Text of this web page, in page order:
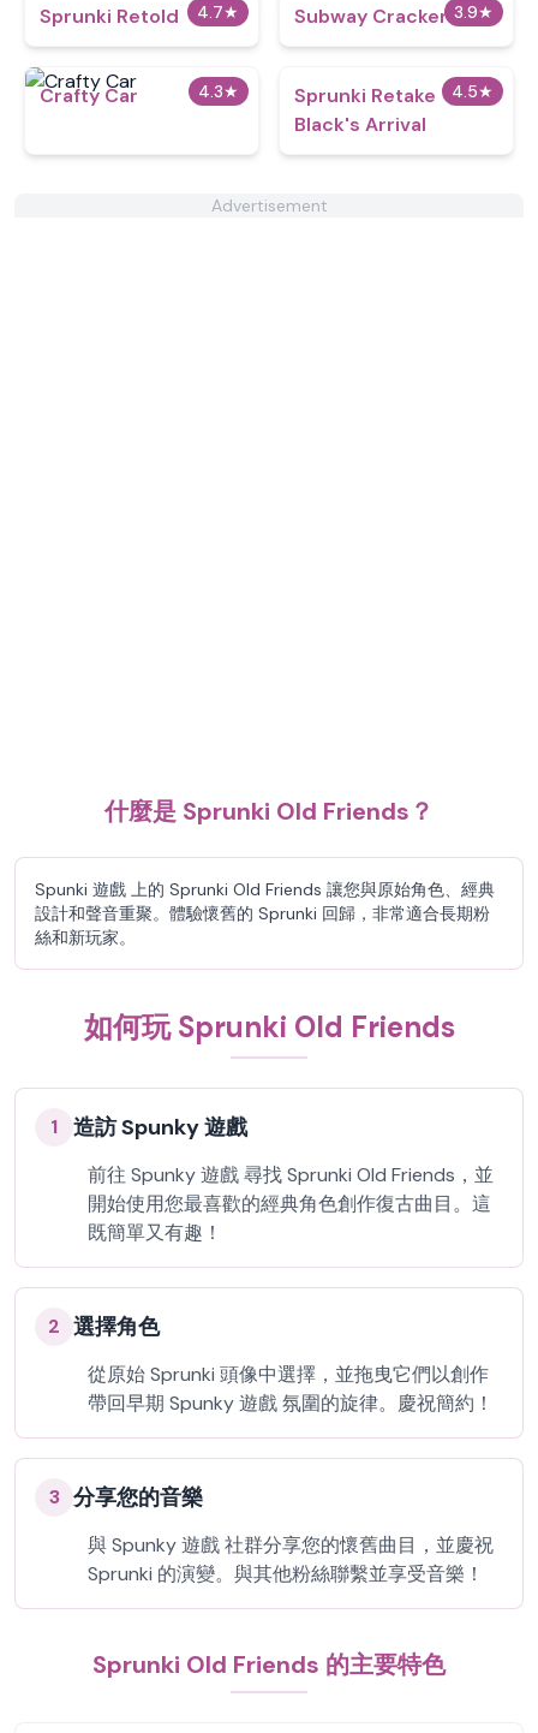
4.7★
Sprunki Retold 3.9★
Subway Crackers
4.3★
Crafty Car 4.5★
Sprunki Retake
Black's Arrival
Advertisement
什麼是 Sprunki Old Friends？
Spunki 遊戲 上的 Sprunki Old Friends 讓您與原始角色、經典
設計和聲音重聚。體驗懷舊的 Sprunki 回歸，非常適合長期粉
絲和新玩家。
如何玩 Sprunki Old Friends
1 造訪 Spunky 遊戲
前往 Spunky 遊戲 尋找 Sprunki Old Friends，並
開始使用您最喜歡的經典角色創作復古曲目。這
既簡單又有趣！
2 選擇角色
從原始 Sprunki 頭像中選擇，並拖曳它們以創作
帶回早期 Spunky 遊戲 氛圍的旋律。慶祝簡約！
3 分享您的音樂
與 Spunky 遊戲 社群分享您的懷舊曲目，並慶祝
Sprunki 的演變。與其他粉絲聯繫並享受音樂！
Sprunki Old Friends 的主要特色